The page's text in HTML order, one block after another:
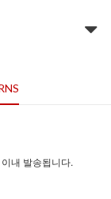
내 발송됩니다.